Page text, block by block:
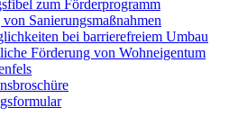
zum Förderprogramm
Sanierungsmaßnahmen
bei barrierefreiem Umbau
Förderung von Wohneigentum